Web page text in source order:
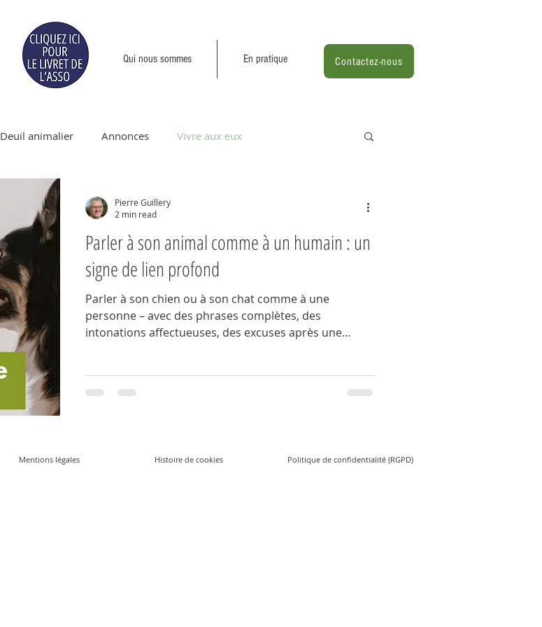
Qui nous sommes En pratique Contactez-nous
Deuil animalier Annonces Vivre aux eux
Parler à son animal comme à un humain : un
signe de lien profond
Parler à son chien ou à son chat comme à une
personne – avec des phrases complètes, des
intonations affectueuses, des excuses après une
montrent que cette tendance à l’anthropomorphisme,
Pierre Guillery
2 min read
Mentions légales Histoire de cookies Politique de confidentialité (RGPD)